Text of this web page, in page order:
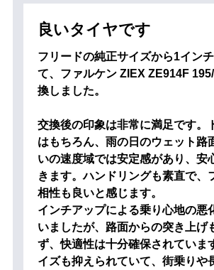
良いタイヤです
フリードの純正サイズから1イン
て、ファルケン ZIEX ZE914F
換しました。
交換後の印象は非常に満足です。
はもちろん、雨の日のウェット路
いの速度域では安定感があり、安
きます。ハンドリングも素直で、
相性も良いと感じます。
インチアップによる乗り心地の悪
いましたが、路面からの突き上げ
ず、快適性は十分確保されていま
イズも抑えられていて、街乗りや